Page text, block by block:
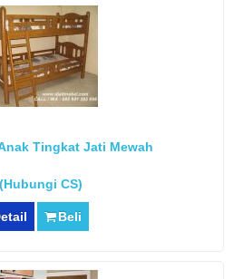
Tingkat Jati Mewah
CS)
Beli